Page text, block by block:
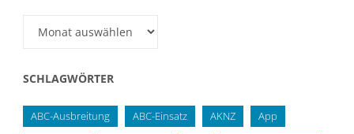
SCHLAGWÖRTER
ABC-Ausbreitung ABC-Einsatz AKNZ App